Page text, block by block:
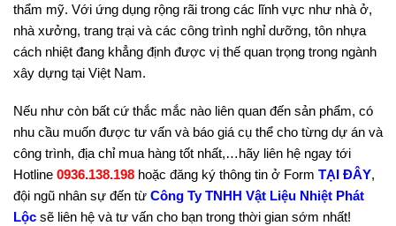
thẩm mỹ. Với ứng dụng rộng rãi trong các lĩnh vực như nhà ở,
nhà xưởng, trang trại và các công trình nghỉ dưỡng, tôn nhựa
cách nhiệt đang khẳng định được vị thế quan trọng trong ngành
xây dựng tại Việt Nam.
Nếu như còn bất cứ thắc mắc nào liên quan đến sản phẩm, có
nhu cầu muốn được tư vấn và báo giá cụ thể cho từng dự án và
công trình, địa chỉ mua hàng tốt nhất,…hãy liên hệ ngay tới
Hotline 0936.138.198 hoặc đăng ký thông tin ở Form TẠI ĐÂY,
đội ngũ nhân sự đến từ Công Ty TNHH Vật Liệu Nhiệt Phát
Lộc sẽ liên hệ và tư vấn cho bạn trong thời gian sớm nhất!